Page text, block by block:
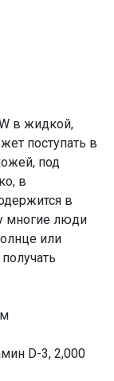
в жидкой,
поступать в
под
в
в
многие люди
или
D-3, 2,000